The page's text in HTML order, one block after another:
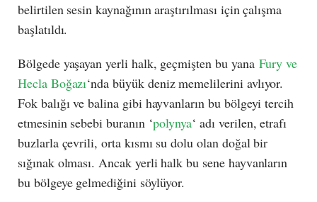
belirtilen sesin kaynağının araştırılması için çalışma
başlatıldı.
Bölgede yaşayan yerli halk, geçmişten bu yana Fury ve
Hecla Boğazı‘nda büyük deniz memelilerini avlıyor.
Fok balığı ve balina gibi hayvanların bu bölgeyi tercih
etmesinin sebebi buranın ‘polynya‘ adı verilen, etrafı
buzlarla çevrili, orta kısmı su dolu olan doğal bir
sığınak olması. Ancak yerli halk bu sene hayvanların
bu bölgeye gelmediğini söylüyor.